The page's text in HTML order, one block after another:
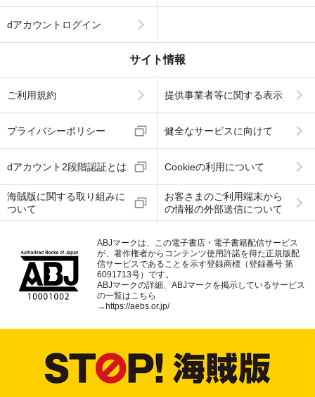
dアカウントログイン
サイト情報
ご利用規約 提供事業者等に関する表示
プライバシーポリシー 健全なサービスに向けて
dアカウント2段階認証とは Cookieの利用について
海賊版に関する取り組みに
ついて
お客さまのご利用端末から
の情報の外部送信について
ABJマークは、この電子書店・電子書籍配信サービス
が、著作権者からコンテンツ使用許諾を得た正規版配
信サービスであることを示す登録商標（登録番号 第
6091713号）です。
ABJマークの詳細、ABJマークを掲示しているサービス
の一覧はこちら
→ https://aebs.or.jp/